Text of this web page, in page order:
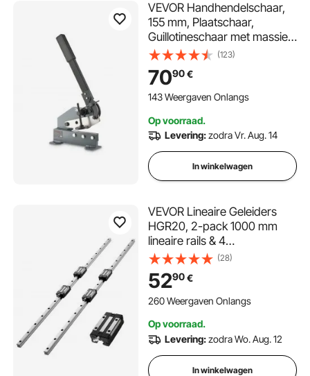
VEVOR Handhendelschaar,
155 mm, Plaatschaar,
Guillotineschaar met massief
stalen frame, Stalen
plaatschaar met verlengde
handgreep voor het knippen
van staal, koper,
(123)
7090€
143 Weergaven Onlangs
Op voorraad.
Levering:zodra Vr. Aug. 14
In winkelwagen
VEVOR Lineaire Geleiders
HGR20, 2-pack 1000 mm
lineaire rails & 4
schuifblokken, roestvrij staal
& hoge precisie, geleiderails
voor doe-het-zelf-
liefhebbers, CNC-
freesmachines, 3D-printers
(28)
5290€
260 Weergaven Onlangs
Op voorraad.
Levering:zodra Wo. Aug. 12
In winkelwagen